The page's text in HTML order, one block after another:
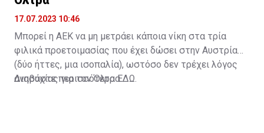
17.07.2023 10:46
Μπορεί η ΑΕΚ να μη μετράει κάποια νίκη στα τρία
φιλικά προετοιμασίας που έχει δώσει στην Αυστρία
(δύο ήττες, μια ισοπαλία), ωστόσο δεν τρέχει λόγος
ανησυχίας για τον Όλτρα.
Διαβάστε περισσότεραΕΔΩ